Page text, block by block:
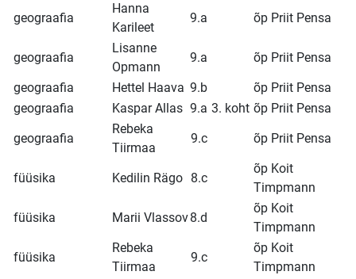
geograafia
Hanna
Karileet
9.a õp Priit Pensa
geograafia
Lisanne
Opmann
9.a
õp Priit Pensa
geograafia
Hettel Haava 9.b
õp Priit Pensa
geograafia
Kaspar Allas 9.a 3. koht õp Priit Pensa
geograafia
Rebeka
Tiirmaa
9.c õp Priit Pensa
füüsika Kedilin Rägo 8.c
õp Koit
Timpmann
füüsika
Marii Vlassov8.d
õp Koit
Timpmann
füüsika
Rebeka
Tiirmaa
9.c
õp Koit
Timpmann